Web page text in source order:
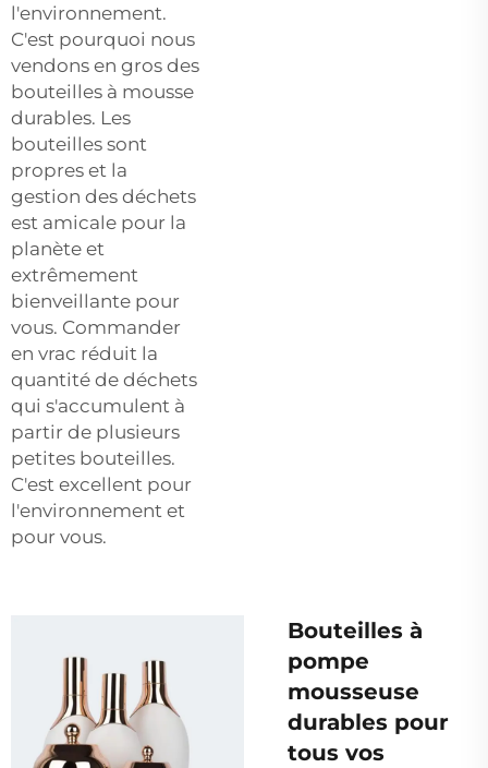
l'environnement.
C'est pourquoi nous
vendons en gros des
bouteilles à mousse
durables. Les
bouteilles sont
propres et la
gestion des déchets
est amicale pour la
planète et
extrêmement
bienveillante pour
vous. Commander
en vrac réduit la
quantité de déchets
qui s'accumulent à
partir de plusieurs
petites bouteilles.
C'est excellent pour
l'environnement et
pour vous.
Bouteilles à
pompe
mousseuse
durables pour
tous vos